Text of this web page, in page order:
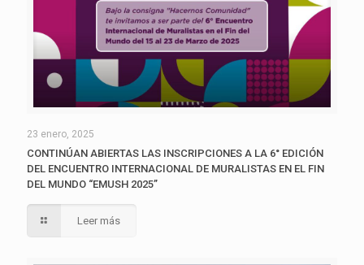
23 enero, 2025
CONTINÚAN ABIERTAS LAS INSCRIPCIONES A LA 6° EDICIÓN
DEL ENCUENTRO INTERNACIONAL DE MURALISTAS EN EL FIN
DEL MUNDO “EMUSH 2025”
Leer más